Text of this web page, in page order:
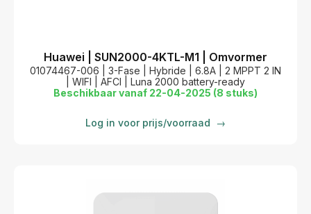
Huawei | SUN2000-4KTL-M1 | Omvormer
01074467-006 | 3-Fase | Hybride | 6.8A | 2 MPPT 2 IN
| WIFI | AFCI | Luna 2000 battery-ready
Beschikbaar vanaf 22-04-2025 (8 stuks)
Log in voor prijs/voorraad →